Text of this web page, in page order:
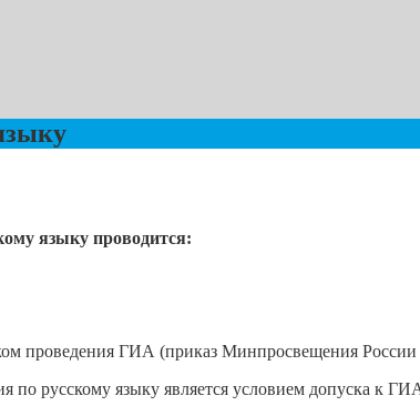
языку проводится:
проведения ГИА (приказ Минпросвещения
по русскому языку является условием допуска к